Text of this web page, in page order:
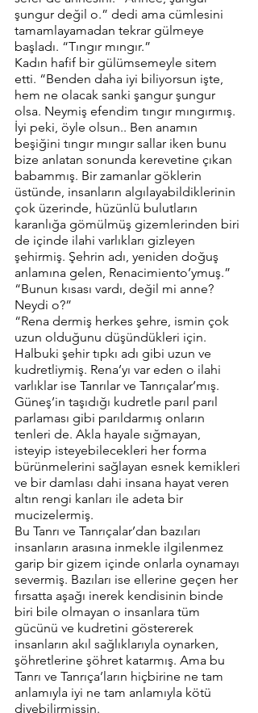
şungur değil o.” dedi ama cümlesini
tamamlayamadan tekrar gülmeye
başladı. “Tıngır mıngır.”
Kadın hafif bir gülümsemeyle sitem
etti. “Benden daha iyi biliyorsun işte,
hem ne olacak sanki şangur şungur
olsa. Neymiş efendim tıngır mıngırmış.
İyi peki, öyle olsun.. Ben anamın
beşiğini tıngır mıngır sallar iken bunu
bize anlatan sonunda kerevetine çıkan
babammış. Bir zamanlar göklerin
üstünde, insanların algılayabildiklerinin
çok üzerinde, hüzünlü bulutların
karanlığa gömülmüş gizemlerinden biri
de içinde ilahi varlıkları gizleyen
şehirmiş. Şehrin adı, yeniden doğuş
anlamına gelen, Renacimiento’ymuş.”
“Bunun kısası vardı, değil mi anne?
Neydi o?”
“Rena dermiş herkes şehre, ismin çok
uzun olduğunu düşündükleri için.
Halbuki şehir tıpkı adı gibi uzun ve
kudretliymiş. Rena’yı var eden o ilahi
varlıklar ise Tanrılar ve Tanrıçalar’mış.
Güneş’in taşıdığı kudretle parıl parıl
parlaması gibi parıldarmış onların
tenleri de. Akla hayale sığmayan,
isteyip isteyebilecekleri her forma
bürünmelerini sağlayan esnek kemikleri
ve bir damlası dahi insana hayat veren
altın rengi kanları ile adeta bir
mucizelermiş.
Bu Tanrı ve Tanrıçalar’dan bazıları
insanların arasına inmekle ilgilenmez
garip bir gizem içinde onlarla oynamayı
severmiş. Bazıları ise ellerine geçen her
fırsatta aşağı inerek kendisinin binde
biri bile olmayan o insanlara tüm
gücünü ve kudretini göstererek
insanların akıl sağlıklarıyla oynarken,
şöhretlerine şöhret katarmış. Ama bu
Tanrı ve Tanrıça’ların hiçbirine ne tam
anlamıyla iyi ne tam anlamıyla kötü
diyebilirmişsin.